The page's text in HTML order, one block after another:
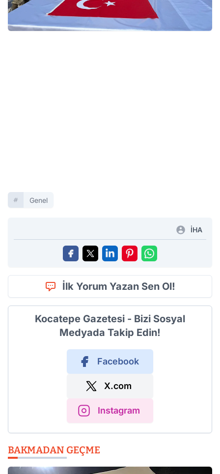
Genel
İHA
İlk Yorum Yazan Sen Ol!
Kocatepe Gazetesi - Bizi Sosyal
Medyada Takip Edin!
Facebook
X.com
Instagram
BAKMADAN GEÇME